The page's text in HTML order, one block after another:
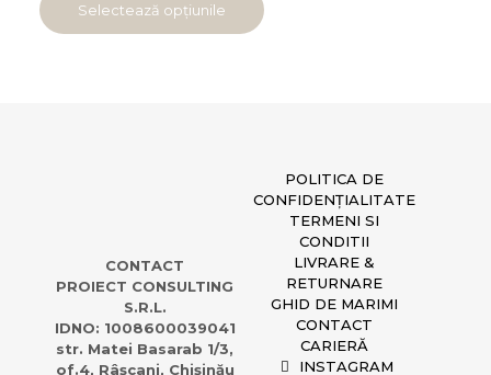
Selectează opțiunile
CONTACT
PROIECT CONSULTING
S.R.L.
IDNO: 1008600039041
str. Matei Basarab 1/3,
of.4, Râșcani, Chișinău
POLITICA DE
CONFIDENȚIALITATE
TERMENI SI
CONDITII
LIVRARE &
RETURNARE
GHID DE MARIMI
CONTACT
CARIERĂ
INSTAGRAM